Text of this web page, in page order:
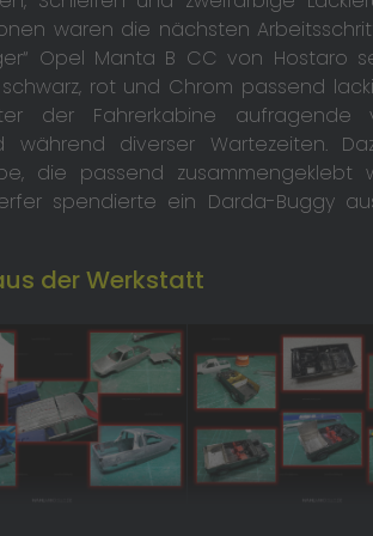
waren die nächsten
Opel Manta B CC von Hostaro
rot und Chrom passend
der Fahrerkabine aufragende
während diverser Wartezeiten.
die passend zusammengeklebt
spendierte ein Darda-Buggy
der Werkstatt